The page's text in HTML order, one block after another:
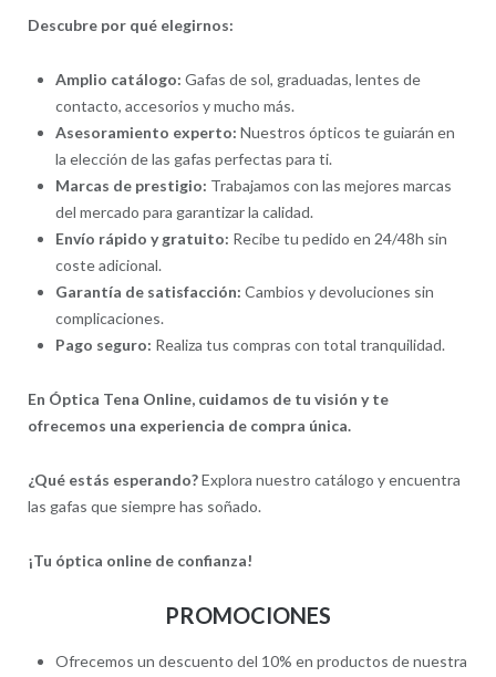
Descubre por qué elegirnos:
Amplio catálogo: Gafas de sol, graduadas, lentes de
contacto, accesorios y mucho más.
Asesoramiento experto: Nuestros ópticos te guiarán en
la elección de las gafas perfectas para ti.
Marcas de prestigio: Trabajamos con las mejores marcas
del mercado para garantizar la calidad.
Envío rápido y gratuito: Recibe tu pedido en 24/48h sin
coste adicional.
Garantía de satisfacción: Cambios y devoluciones sin
complicaciones.
Pago seguro: Realiza tus compras con total tranquilidad.
En Óptica Tena Online, cuidamos de tu visión y te
ofrecemos una experiencia de compra única.
¿Qué estás esperando?Explora nuestro catálogo y encuentra
las gafas que siempre has soñado.
¡Tu óptica online de confianza!
PROMOCIONES
Ofrecemos un descuento del 10% en productos de nuestra